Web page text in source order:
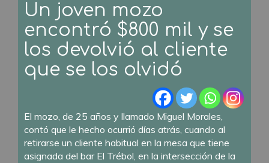
Un joven mozo
encontró $800 mil y se
los devolvió al cliente
que se los olvidó
El mozo, de 25 años y llamado Miguel Morales,
contó que le hecho ocurrió días atrás, cuando al
retirarse un cliente habitual en la mesa que tiene
asignada del bar El Trébol, en la intersección de la